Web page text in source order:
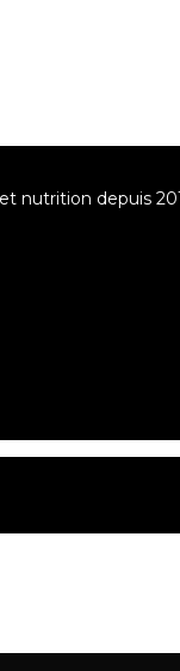
nutrition depuis